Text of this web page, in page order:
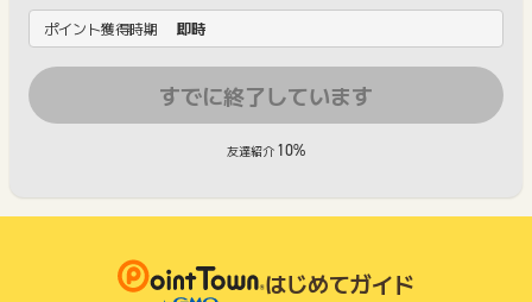
ポイント獲得時期 即時
すでに終了しています
友達紹介 10%
はじめてガイド